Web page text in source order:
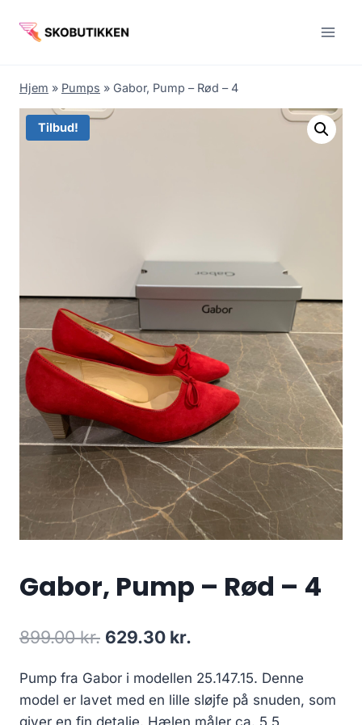
Hjem » Pumps » Gabor, Pump – Rød – 4
Tilbud!
Gabor, Pump – Rød – 4
899.00kr. Den
pris
var:
629.30 kr.
pris
er:
Pump fra Gabor i modellen 25.147.15. Denne
model er lavet med en lille sløjfe på snuden, som